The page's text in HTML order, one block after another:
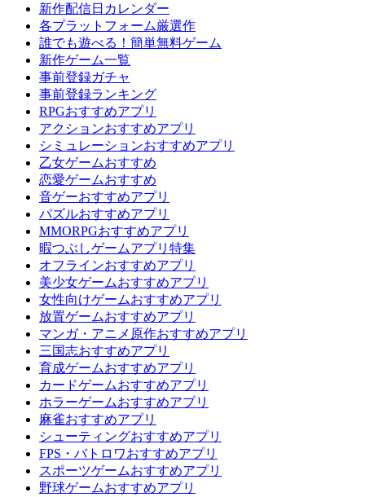
新作配信日カレンダー
各プラットフォーム厳選作
誰でも遊べる！簡単無料ゲーム
新作ゲーム一覧
事前登録ガチャ
事前登録ランキング
RPGおすすめアプリ
アクションおすすめアプリ
シミュレーションおすすめアプリ
乙女ゲームおすすめ
恋愛ゲームおすすめ
音ゲーおすすめアプリ
パズルおすすめアプリ
MMORPGおすすめアプリ
暇つぶしゲームアプリ特集
オフラインおすすめアプリ
美少女ゲームおすすめアプリ
女性向けゲームおすすめアプリ
放置ゲームおすすめアプリ
マンガ・アニメ原作おすすめアプリ
三国志おすすめアプリ
育成ゲームおすすめアプリ
カードゲームおすすめアプリ
ホラーゲームおすすめアプリ
麻雀おすすめアプリ
シューティングおすすめアプリ
FPS・バトロワおすすめアプリ
スポーツゲームおすすめアプリ
野球ゲームおすすめアプリ